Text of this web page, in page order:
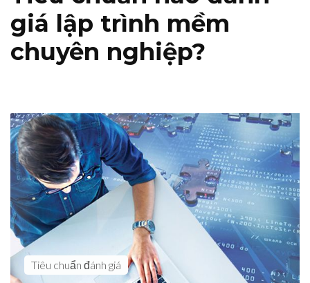
giá lập trình mềm
chuyên nghiệp?
Tiêu chuẩn đánh giá